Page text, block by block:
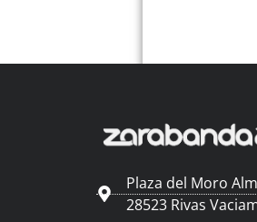
Plaza del Moro
28523 Rivas